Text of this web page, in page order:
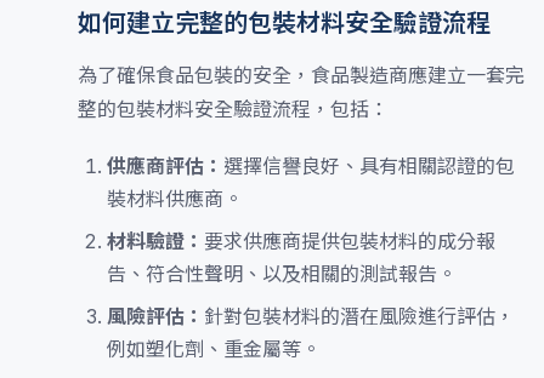
如何建立完整的包裝材料安全驗證流程
為了確保食品包裝的安全，食品製造商應建立一套完
整的包裝材料安全驗證流程，包括：
供應商評估： 選擇信譽良好、具有相關認證的包
裝材料供應商。
材料驗證： 要求供應商提供包裝材料的成分報
告、符合性聲明、以及相關的測試報告。
風險評估： 針對包裝材料的潛在風險進行評估，
例如塑化劑、重金屬等。